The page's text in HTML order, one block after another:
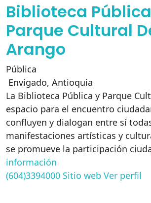
Biblioteca
Parque Cultural
Arango
Pública
Envigado, Antioquia
La Biblioteca Pública y Parque
espacio para el encuentro
confluyen y dialogan entre sí
manifestaciones artísticas y
se promueve la participación
información
(604)3394000 Sitio web Ver perfil